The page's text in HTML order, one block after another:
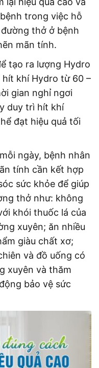
trong việc hỗ
thở ở bệnh
mãn tính.
tạo ra lượng Hydro
khí Hydro từ 60 –
gian nghỉ ngơi
duy trì hít khí
đạt hiệu quả tối
ngày, bệnh nhân
tính cần kết hợp
sức khỏe để giúp
thở như: không
khói thuốc lá của
xuyên; ăn nhiều
giàu chất xơ;
và đồ uống có
xuyên và thăm
bảo vệ sức